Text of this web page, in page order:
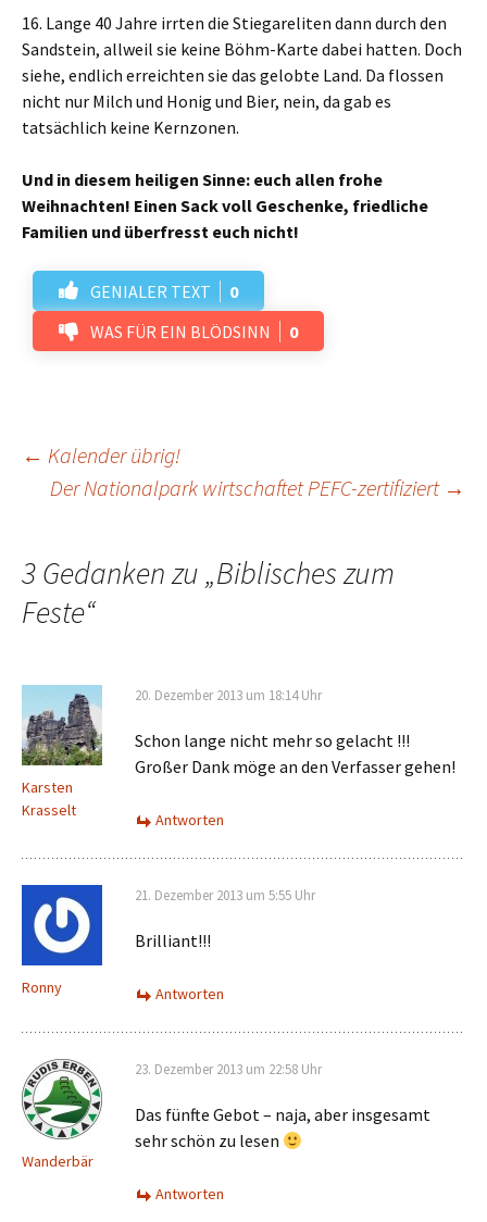
16. Lange 40 Jahre irrten die Stiegareliten dann durch den
Sandstein, allweil sie keine Böhm-Karte dabei hatten. Doch
siehe, endlich erreichten sie das gelobte Land. Da flossen
nicht nur Milch und Honig und Bier, nein, da gab es
tatsächlich keine Kernzonen.
Und in diesem heiligen Sinne: euch allen frohe
Weihnachten! Einen Sack voll Geschenke, friedliche
Familien und überfresst euch nicht!
GENIALER TEXT
0
WAS FÜR EIN BLÖDSINN
0
Beitrags-
← Kalender übrig!
Der Nationalpark wirtschaftet PEFC-zertifiziert →
3 Gedanken zu „Biblisches zum
Feste“
Karsten
Krasselt
20. Dezember 2013 um 18:14 Uhr
Schon lange nicht mehr so gelacht !!!
Großer Dank möge an den Verfasser gehen!
Antworten
Ronny
21. Dezember 2013 um 5:55 Uhr
Brilliant!!!
Antworten
Wanderbär
23. Dezember 2013 um 22:58 Uhr
Das fünfte Gebot – naja, aber insgesamt
sehr schön zu lesen
Antworten